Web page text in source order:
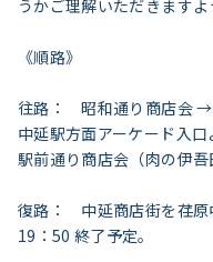
うかご理解いただきますよ
《順路》
往路： 昭和通り商店会 →
中延駅方面アーケード
駅前通り商店会（肉の伊吾
復路： 中延商店街を荏
19：50 終了予定。